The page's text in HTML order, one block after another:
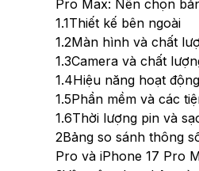
Pro Max: Nên chọn
1.1Thiết kế bên ngoài
1.2Màn hình và chất
1.3Camera và chất
1.4Hiệu năng hoạt động
1.5Phần mềm và các
1.6Thời lượng pin và
2Bảng so sánh thông
Pro và iPhone 17 Pro